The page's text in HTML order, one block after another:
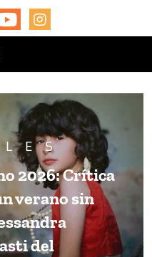
YOUTUBEINSTAGRAM
2026: Crítica
verano sin
del